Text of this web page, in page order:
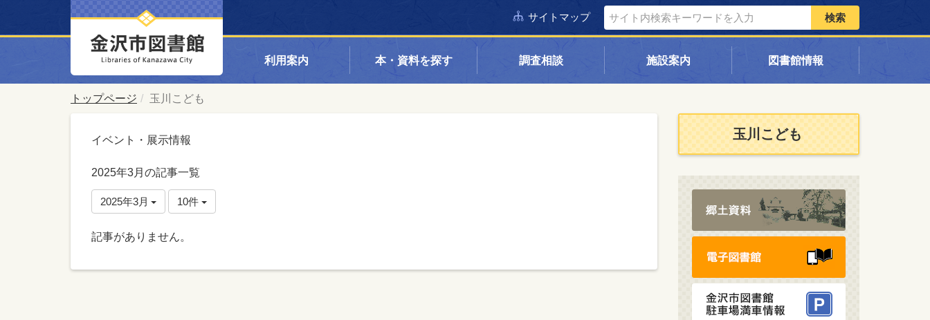
サイトマップ 検索
利用案内 本・資料を探す 調査相談 施設案内 図書館情報
トップページ 玉川こども
イベント・展示情報
2025年3月の記事一覧
2025年3月 10件
記事がありません。
玉川こども